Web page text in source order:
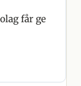
får ge